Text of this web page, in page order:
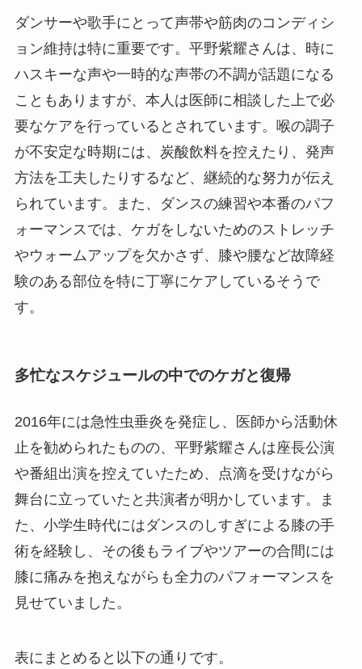
ダンサーや歌手にとって声帯や筋肉のコンディシ
ョン維持は特に重要です。平野紫耀さんは、時に
ハスキーな声や一時的な声帯の不調が話題になる
こともありますが、本人は医師に相談した上で必
要なケアを行っているとされています。喉の調子
が不安定な時期には、炭酸飲料を控えたり、発声
方法を工夫したりするなど、継続的な努力が伝え
られています。また、ダンスの練習や本番のパフ
ォーマンスでは、ケガをしないためのストレッチ
やウォームアップを欠かさず、膝や腰など故障経
験のある部位を特に丁寧にケアしているそうで
す。
多忙なスケジュールの中でのケガと復帰
2016年には急性虫垂炎を発症し、医師から活動休
止を勧められたものの、平野紫耀さんは座長公演
や番組出演を控えていたため、点滴を受けながら
舞台に立っていたと共演者が明かしています。ま
た、小学生時代にはダンスのしすぎによる膝の手
術を経験し、その後もライブやツアーの合間には
膝に痛みを抱えながらも全力のパフォーマンスを
見せていました。
表にまとめると以下の通りです。